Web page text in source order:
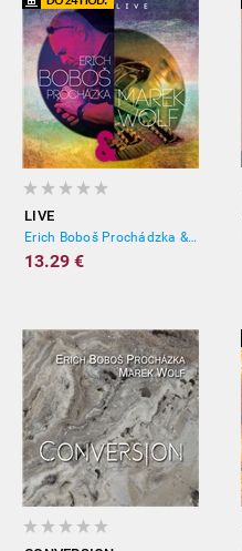
LIVE
Erich Boboš Prochádzka & Marek Wolf
13.29 €